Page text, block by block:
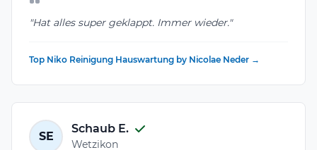
"Hat alles super geklappt. Immer wieder."
Top Niko Reinigung Hauswartung by Nicolae Neder →
SE
Schaub E.
Wetzikon